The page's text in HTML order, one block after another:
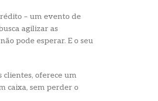
– um evento de
agilizar as
pode esperar. E o seu
clientes, oferece um
caixa, sem perder o